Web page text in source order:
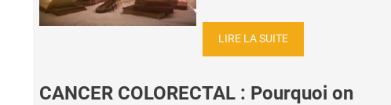
LIRE LA SUITE
CANCER COLORECTAL : Pourquoi on